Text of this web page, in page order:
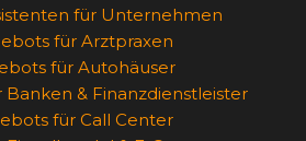
für Unternehmen
für Arztpraxen
für Autohäuser
Banken & Finanzdienstleister
für Call Center